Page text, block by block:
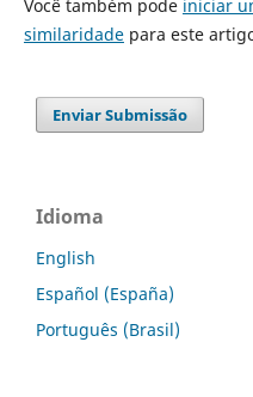
Você também pode iniciar
similaridadepara este
Enviar Submissão
Idioma
English
Español (España)
Português (Brasil)